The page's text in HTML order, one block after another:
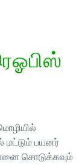
மட்டும் பயனர்
சொடுக்கவும்